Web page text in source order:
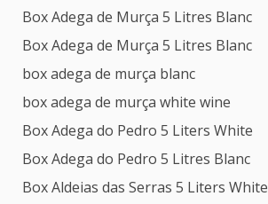
Box Adega de Murça 5 Litres Blanc
Box Adega de Murça 5 Litres Blanc
box adega de murça blanc
box adega de murça white wine
Box Adega do Pedro 5 Liters White
Box Adega do Pedro 5 Litres Blanc
Box Aldeias das Serras 5 Liters White